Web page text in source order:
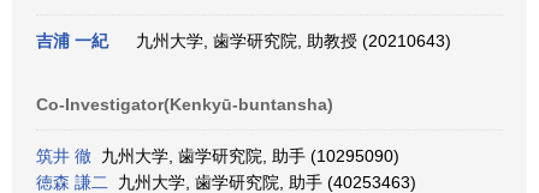
吉浦 一紀 九州大学, 歯学研究院, 助教授 (20210643)
Co-Investigator(Kenkyū-buntansha)
筑井 徹 九州大学, 歯学研究院, 助手 (10295090)
徳森 謙二
九州大学, 歯学研究院, 助手 (40253463)